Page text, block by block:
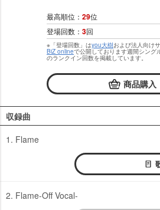
最高順位： 29位
登場回数： 3回
※「登場回数」はyou大樹および法人向け
BiZ onlineで公開しております週間シング
のランクイン回数を掲載しています。
商品購入
収録曲
1. Flame
2. Flame-Off Vocal-